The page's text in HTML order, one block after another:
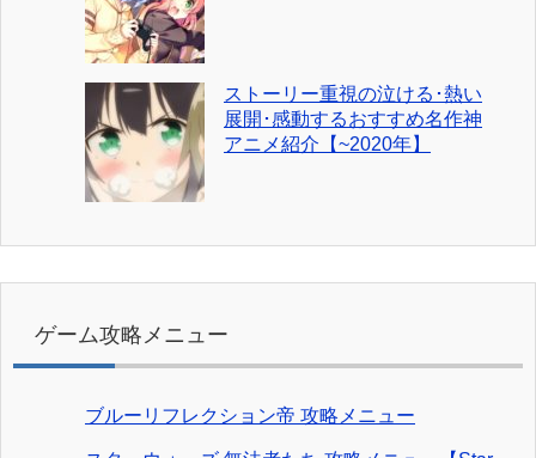
ストーリー重視の泣ける･熱い
展開･感動するおすすめ名作神
アニメ紹介【~2020年】
ゲーム攻略メニュー
ブルーリフレクション帝 攻略メニュー